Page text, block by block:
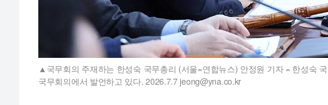
국무회의 주재하는 한성숙 국무총리 (서울=연합뉴스) 안정원 기자 = 한성숙
국무회의에서 발언하고 있다. 2026.7.7 jeong@yna.co.kr